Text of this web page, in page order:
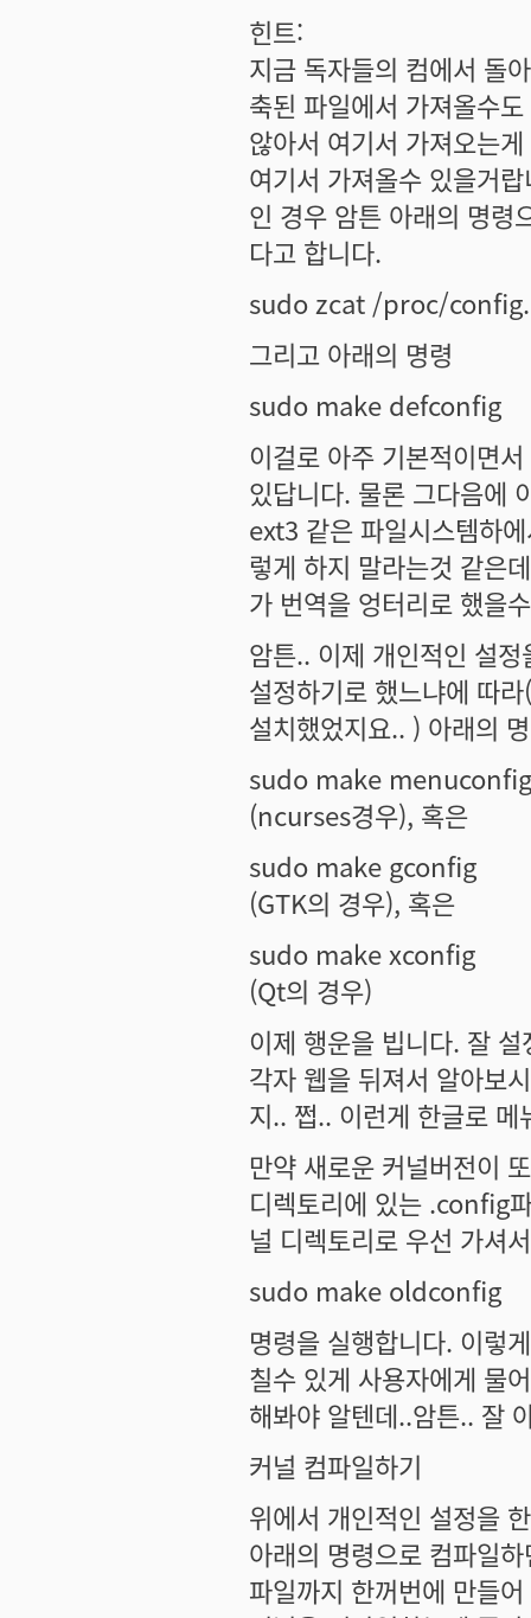
힌트:
지금 독자들의 컴에서 돌
축된 파일에서 가져올수
않아서 여기서 가져오는
여기서 가져올수 있을거
인 경우 암튼 아래의 명령
다고 합니다.
sudo zcat /proc/
그리고 아래의 명령
sudo make defconfig
이걸로 아주 기본적이면
있답니다. 물론 그다음에
ext3 같은 파일시스템하
렇게 하지 말라는것 같은
가 번역을 엉터리로 했을
암튼.. 이제 개인적인 설
설정하기로 했느냐에 따
설치했었지요.. ) 아래의
sudo make menuconfig
(ncurses경우), 혹은
sudo make gconfig
(GTK의 경우), 혹은
sudo make xconfig
(Qt의 경우)
이제 행운을 빕니다. 잘
각자 웹을 뒤져서 알아보
지.. 쩝.. 이런게 한글로
만약 새로운 커널버전이
디렉토리에 있는 .config
널 디렉토리로 우선 가셔
sudo make oldconfig
명령을 실행합니다. 이렇
칠수 있게 사용자에게 물
해봐야 알텐데..암튼.. 잘
커널 컴파일하기
위에서 개인적인 설정을
아래의 명령으로 컴파일
파일까지 한꺼번에 만들